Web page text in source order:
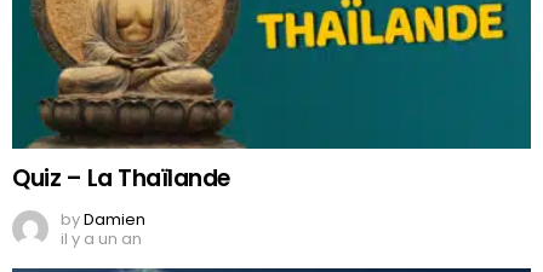
Quiz – La Thaïlande
byDamien
il y a un an